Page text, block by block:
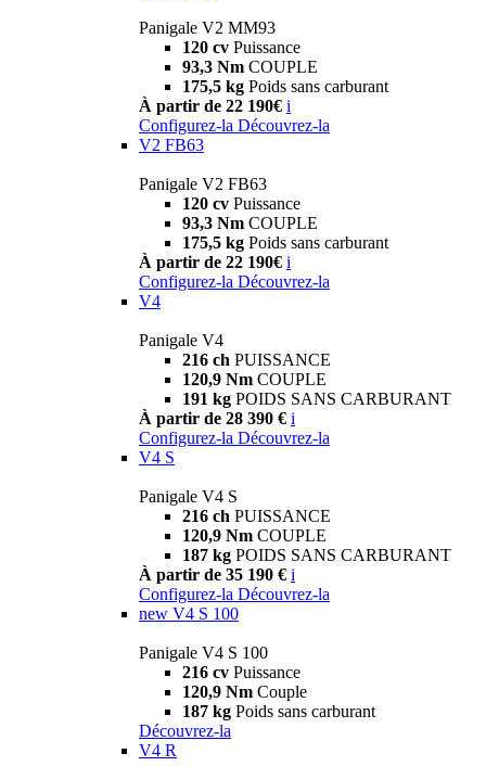
Panigale V2 MM93
120 cv Puissance
93,3 Nm COUPLE
175,5 kg Poids sans carburant
À partir de 22 190€ i
Configurez-la Découvrez-la
V2 FB63
Panigale V2 FB63
120 cv Puissance
93,3 Nm COUPLE
175,5 kg Poids sans carburant
À partir de 22 190€ i
Configurez-la Découvrez-la
V4
Panigale V4
216 ch PUISSANCE
120,9 Nm COUPLE
191 kg POIDS SANS CARBURANT
À partir de 28 390 € i
Configurez-la Découvrez-la
V4 S
Panigale V4 S
216 ch PUISSANCE
120,9 Nm COUPLE
187 kg POIDS SANS CARBURANT
À partir de 35 190 € i
Configurez-la Découvrez-la
new V4 S 100
Panigale V4 S 100
216 cv Puissance
120,9 Nm Couple
187 kg Poids sans carburant
Découvrez-la
V4 R